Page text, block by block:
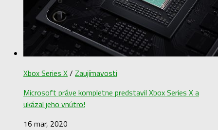
Xbox Series X/ Zaujímavosti
Microsoft práve kompletne predstavil Xbox Series X a
ukázal jeho vnútro!
16 mar, 2020